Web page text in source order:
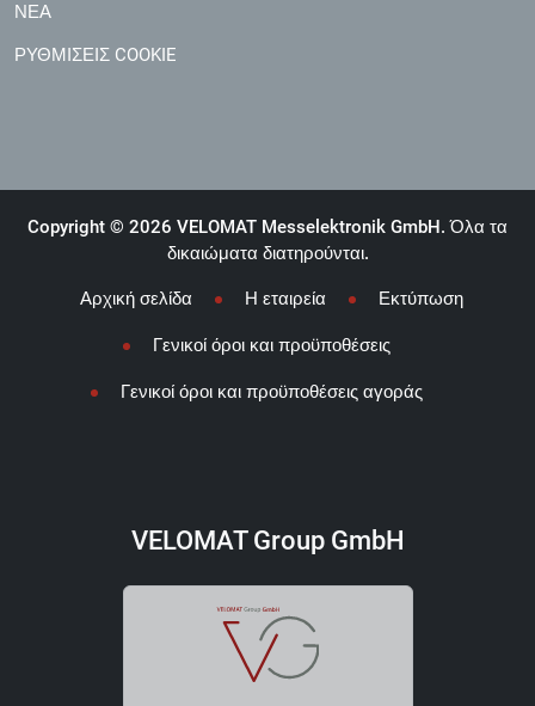
ΝΈΑ
ΡΥΘΜΊΣΕΙΣ COOKIE
Αρχική σελίδα Η εταιρεία Εκτύπωση
Γενικοί όροι και προϋποθέσεις
Γενικοί όροι και προϋποθέσεις αγοράς
Copyright © 2026 VELOMAT Messelektronik GmbH. Όλα τα
δικαιώματα διατηρούνται.
VELOMAT Group GmbH